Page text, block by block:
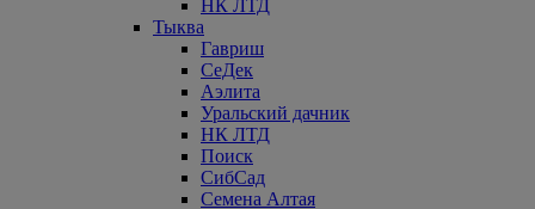
НК ЛТД
Тыква
Гавриш
СеДек
Аэлита
Уральский дачник
НК ЛТД
Поиск
СибСад
Семена Алтая